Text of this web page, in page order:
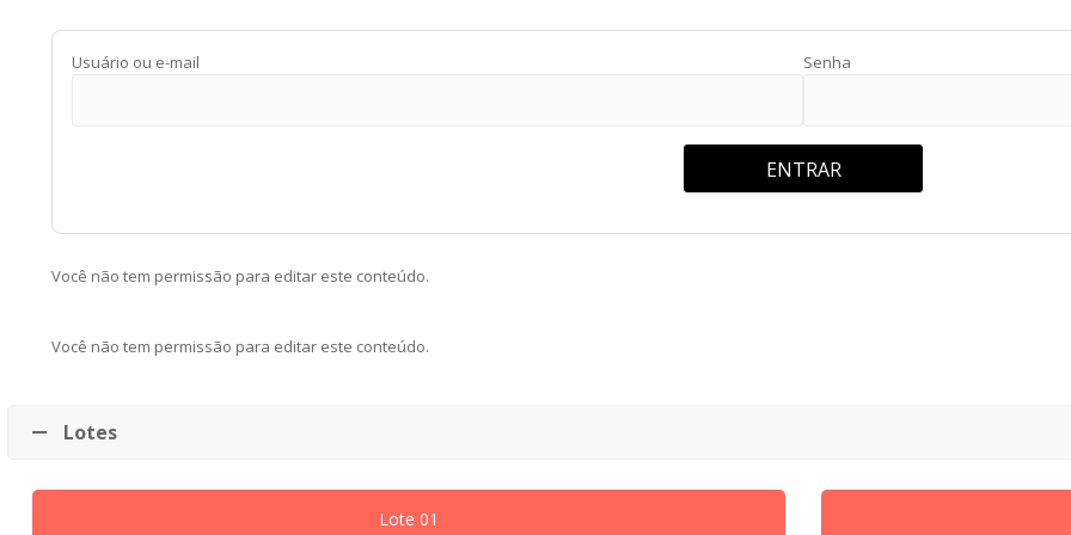
Usuário ou e-mail Senha
Você não tem permissão para editar este conteúdo.
Você não tem permissão para editar este conteúdo.
Lotes
Lote 01